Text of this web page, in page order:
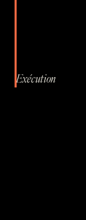
Exécution